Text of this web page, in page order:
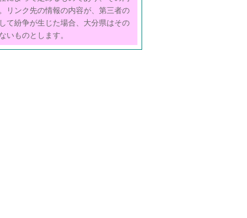
リンク先の情報の内容が、第三者の
て紛争が生じた場合、大分県はその
いものとします。